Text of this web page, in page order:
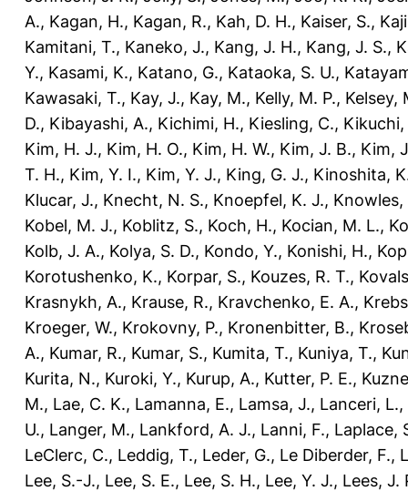
A., Kagan, H., Kagan, R., Kah, D. H., Kaiser, S.,
Kamitani, T., Kaneko, J., Kang, J. H., Kang, J. S.,
Y., Kasami, K., Katano, G., Kataoka, S. U.,
Kawasaki, T., Kay, J., Kay, M., Kelly, M. P., Kelsey,
D., Kibayashi, A., Kichimi, H., Kiesling, C., Kikuchi,
Kim, H. J., Kim, H. O., Kim, H. W., Kim, J. B., Kim,
T. H., Kim, Y. I., Kim, Y. J., King, G. J., Kinoshita,
Klucar, J., Knecht, N. S., Knoepfel, K. J., Knowles,
Kobel, M. J., Koblitz, S., Koch, H., Kocian, M. L.,
Kolb, J. A., Kolya, S. D., Kondo, Y., Konishi, H.,
Korotushenko, K., Korpar, S., Kouzes, R. T.,
Krasnykh, A., Krause, R., Kravchenko, E. A.,
Kroeger, W., Krokovny, P., Kronenbitter, B.,
A., Kumar, R., Kumar, S., Kumita, T., Kuniya, T.,
Kurita, N., Kuroki, Y., Kurup, A., Kutter, P. E.,
M., Lae, C. K., Lamanna, E., Lamsa, J., Lanceri, L.,
U., Langer, M., Lankford, A. J., Lanni, F., Laplace,
LeClerc, C., Leddig, T., Leder, G., Le Diberder, F.,
Lee, S.-J., Lee, S. E., Lee, S. H., Lee, Y. J., Lees, J.